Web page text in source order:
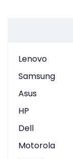
Lenovo
Samsung
Asus
HP
Dell
Motorola